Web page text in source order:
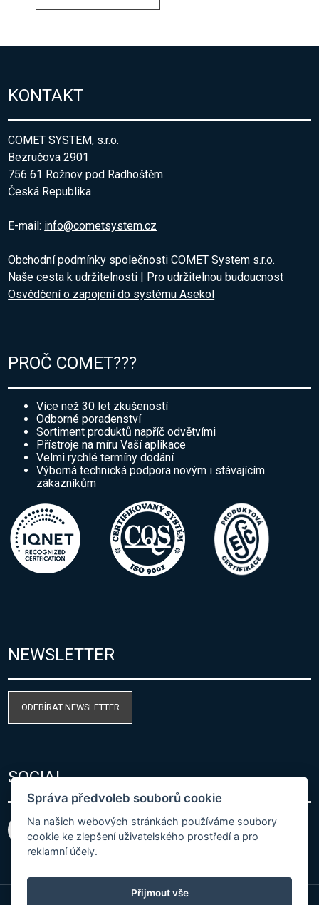
KONTAKT
COMET SYSTEM, s.r.o.
Bezručova 2901
756 61 Rožnov pod Radhoštěm
Česká Republika
E-mail: info@cometsystem.cz
Obchodní podmínky společnosti COMET System s.r.o.
Naše cesta k udržitelnosti | Pro udržitelnou budoucnost
Osvědčení o zapojení do systému Asekol
PROČ COMET???
Více než 30 let zkušeností
Odborné poradenství
Sortiment produktů napříč odvětvími
Přístroje na míru Vaší aplikace
Velmi rychlé termíny dodání
Výborná technická podpora novým i stávajícím
zákazníkům
NEWSLETTER
ODEBÍRAT NEWSLETTER
SOCIAL
Správa předvoleb souborů cookie
Na našich webových stránkách používáme soubory
cookie ke zlepšení uživatelského prostředí a pro
reklamní účely.
Přijmout vše